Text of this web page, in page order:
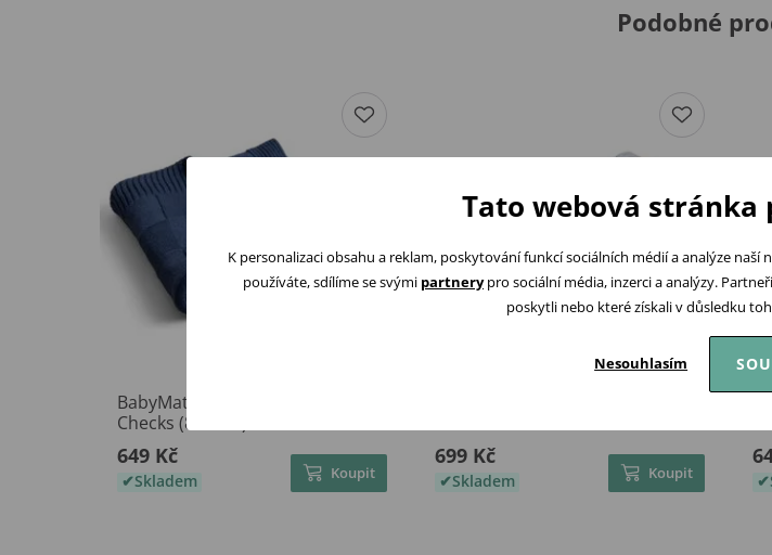
Podobné
BabyMatex Pletená deka Square
Checks (80x100) MODRÁ
649 Kč
Skladem Koupit
699 Kč
Skladem Koupit
Tato webová stránka
K personalizaci obsahu a reklam, poskytování funkcí sociálních médií a analýze
používáte, sdílíme se svými partnerypro sociální média, inzerci a analýzy.
poskytli nebo které získali v důsledku
Nesouhlasím